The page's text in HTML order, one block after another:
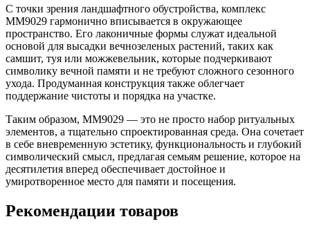
С точки зрения ландшафтного обустройства, комплекс
ММ9029 гармонично вписывается в окружающее
пространство. Его лаконичные формы служат идеальной
основой для высадки вечнозеленых растений, таких как
самшит, туя или можжевельник, которые подчеркивают
символику вечной памяти и не требуют сложного сезонного
ухода. Продуманная конструкция также облегчает
поддержание чистоты и порядка на участке.
Таким образом, ММ9029 — это не просто набор ритуальных
элементов, а тщательно спроектированная среда. Она сочетает
в себе вневременную эстетику, функциональность и глубокий
символический смысл, предлагая семьям решение, которое на
десятилетия вперед обеспечивает достойное и
умиротворенное место для памяти и посещения.
Рекомендации товаров